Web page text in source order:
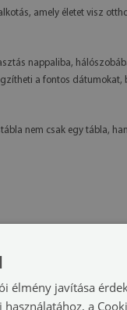
amely életet visz
nappaliba,
a fontos
nem csak egy tábla,
élmény javítása
a